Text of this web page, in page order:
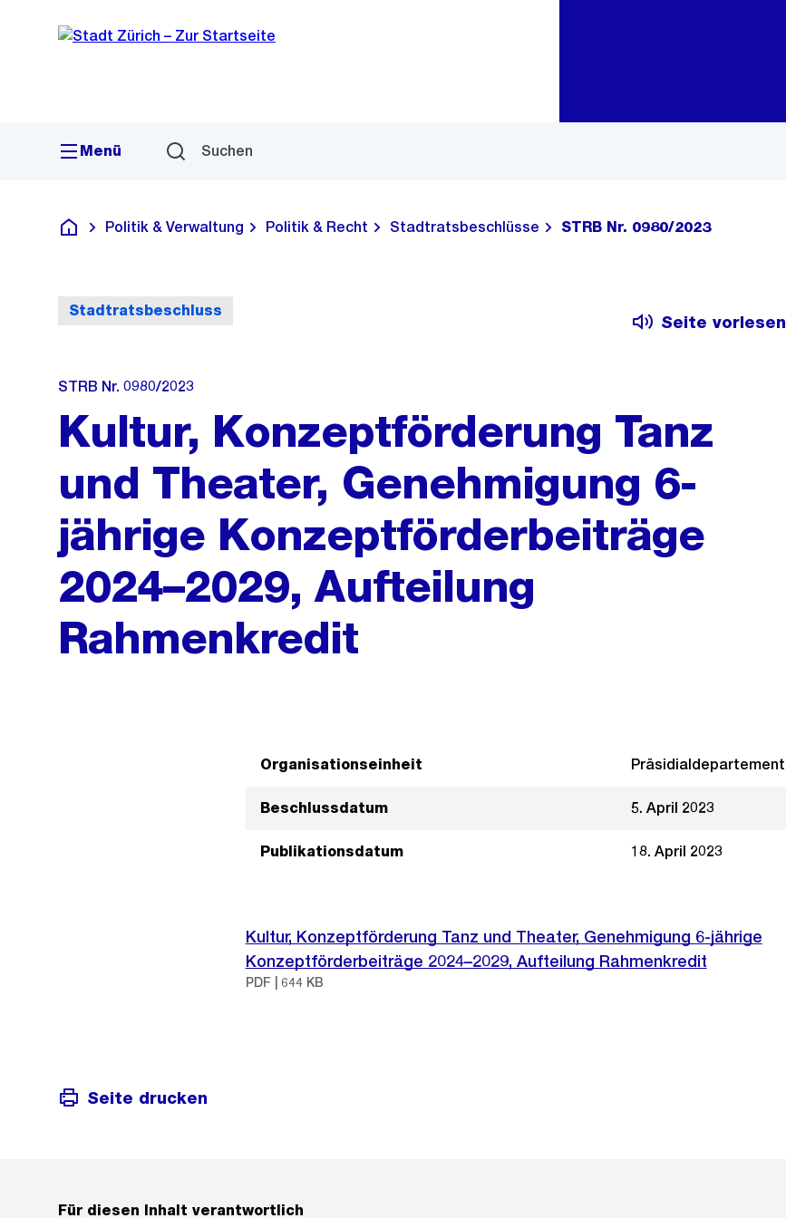
Navigation
Sprunglink
Menü Suchen
Deutsch
Politik & Verwaltung Politik & Recht Stadtratsbeschlüsse STRB Nr. 0980/2023
Stadtratsbeschluss
Seite vorlesen
STRB Nr. 0980/2023
Kultur, Konzeptförderung Tanz
und Theater, Genehmigung 6-
jährige Konzeptförderbeiträge
2024–2029, Aufteilung
Rahmenkredit
Organisationseinheit Präsidialdepartement
Beschlussdatum 5. April 2023
Publikationsdatum 18. April 2023
Kultur, Konzeptförderung Tanz und Theater, Genehmigung 6-jährige
Konzeptförderbeiträge 2024–2029, Aufteilung Rahmenkredit
PDF | 644 KB
Seite drucken
Für diesen Inhalt verantwortlich